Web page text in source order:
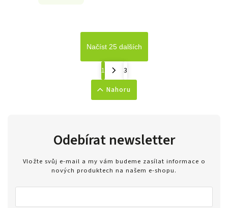
Načíst 25 dalších
1
3
Nahoru
Odebírat newsletter
Vložte svůj e-mail a my vám budeme zasílat informace o
nových produktech na našem e-shopu.